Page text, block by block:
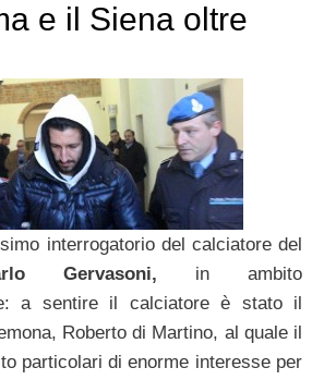
e il Siena oltre
interrogatorio del calciatore del
Gervasoni, in ambito
a sentire il calciatore è stato il
Roberto di Martino, al quale il
particolari di enorme interesse per